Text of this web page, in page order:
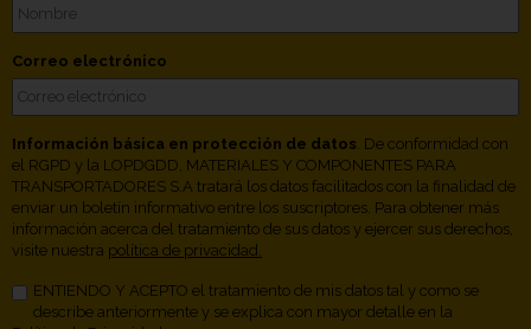
Correo electrónico
Información básica en protección de datos. De conformidad con
el RGPD y la LOPDGDD, MATERIALES Y COMPONENTES PARA
TRANSPORTADORES S.A tratará los datos facilitados con la finalidad de
enviar un boletín informativo entre los suscriptores. Para obtener más
información acerca del tratamiento de sus datos y ejercer sus derechos,
visite nuestra política de privacidad.
ENTIENDO Y ACEPTO el tratamiento de mis datos tal y como se
describe anteriormente y se explica con mayor detalle en la